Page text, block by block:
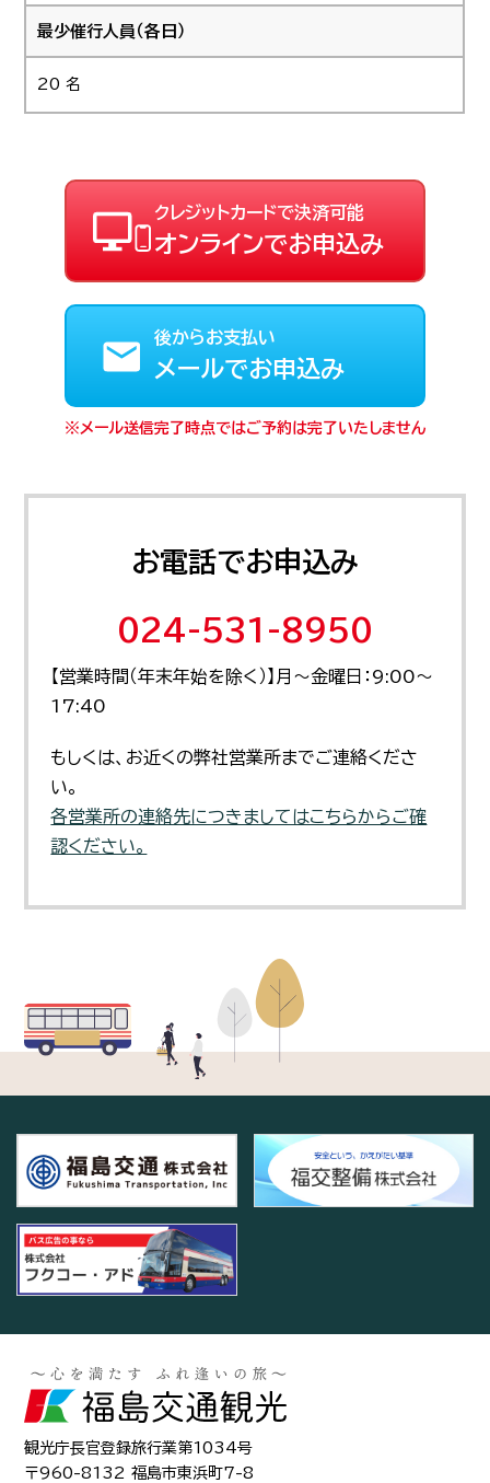
最少催行人員（各日）
20 名
クレジットカードで決済可能
オンラインでお申込み
後からお支払い
メールでお申込み
メール送信完了時点ではご予約は完了いたしません
お電話でお申込み
024-531-8950
【営業時間（年末年始を除く）】月～金曜日：9:00～
17:40
もしくは、お近くの弊社営業所までご連絡くださ
い。
各営業所の連絡先につきましてはこちらからご確
認ください。
観光庁長官登録旅行業第1034号
〒960-8132 福島市東浜町7-8